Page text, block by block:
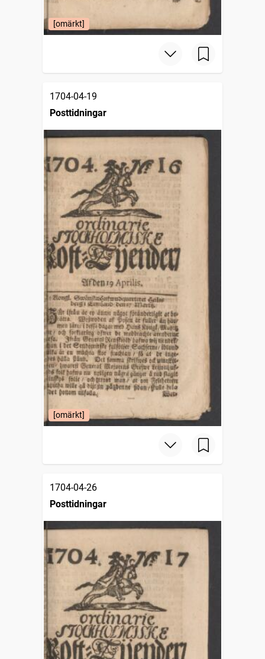
[omärkt]
1704-04-19
Posttidningar
[omärkt]
1704-04-26
Posttidningar